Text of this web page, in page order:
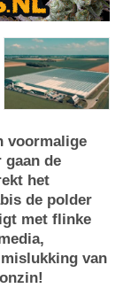
voormalige
de
het
de polder
met flinke
van